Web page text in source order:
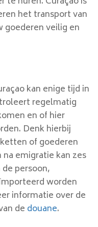
het transport van
goederen veilig en
kan enige tijd in
regelmatig
en of hier
Denk hierbij
of goederen
emigratie kan zes
persoon,
worden
informatie over de
de douane.